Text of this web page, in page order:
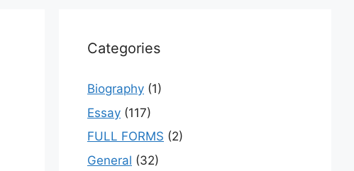
Categories
Biography (1)
Essay (117)
FULL FORMS (2)
General (32)